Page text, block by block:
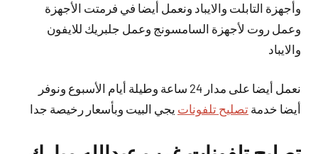
وأجهزة التابلت والايباد ونعمل أيضا في فرمتت الأجهزة
وعمل روت لأجهزة السامسونج وعمل جلبريك للايفون
والايباد
نعمل أيضا
على مدار 24 ساعة وطيلة أيام الأسبوع ونوفر
أيضا خدمة تصليح تلفونات يجي البيت وبأسعار رخيصة جدا